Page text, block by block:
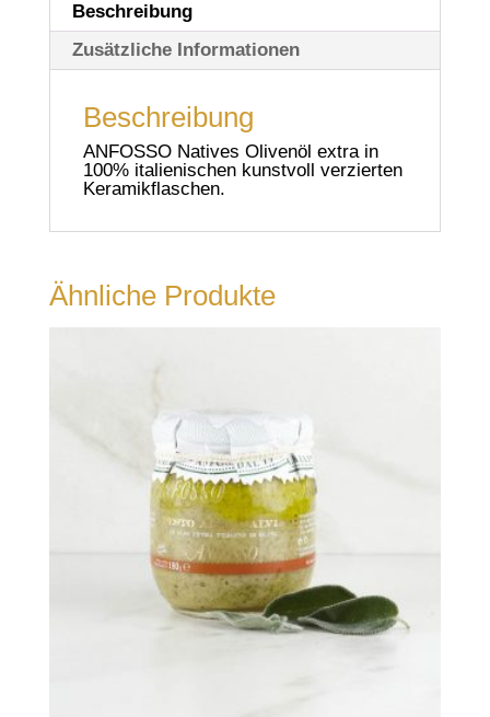
Beschreibung
Zusätzliche Informationen
Beschreibung
ANFOSSO Natives Olivenöl extra in
100% italienischen kunstvoll verzierten
Keramikflaschen.
Ähnliche Produkte